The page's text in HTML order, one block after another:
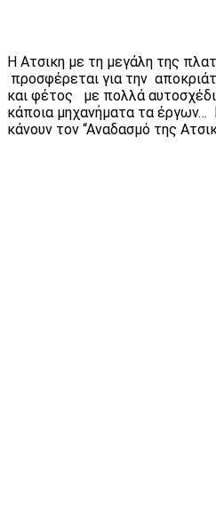
Η Ατσικη με τη μεγάλη της
προσφέρεται για την
και φέτος με πολλά
κάποια μηχανήματα τα έργων…
κάνουν τον “Αναδασμό της